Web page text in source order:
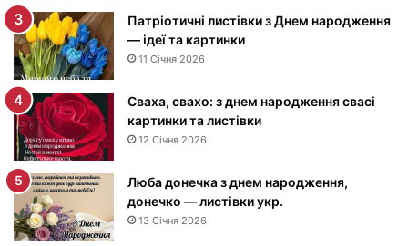
н
а
р
о
д
ж
е
н
н
я
у
ж
Патріотичні листівки з Днем народження
— ідеї та картинки
11 Січня 2026
Сваха, свахо: з днем народження свасі
картинки та листівки
12 Січня 2026
Люба донечка з днем народження,
донечко — листівки укр.
13 Січня 2026